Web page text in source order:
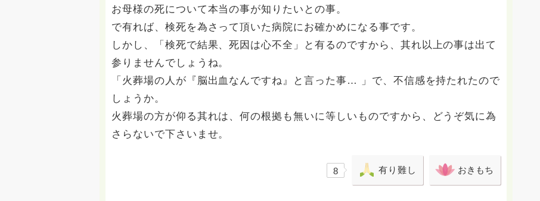
お母様の死について本当の事が知りたいとの事。
で有れば、検死を為さって頂いた病院にお確かめになる事です。
しかし、「検死で結果、死因は心不全」と有るのですから、其れ以上の事は出て
参りませんでしょうね。
「火葬場の人が『脳出血なんですね』と言った事… 」で、不信感を持たれたので
しょうか。
火葬場の方が仰る其れは、何の根拠も無いに等しいものですから、どうぞ気に為
さらないで下さいませ。
8 有り難し おきもち